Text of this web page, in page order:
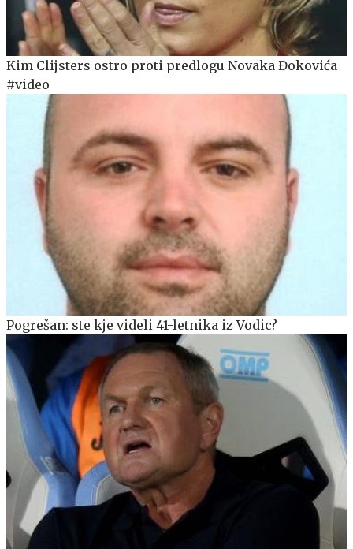
Kim Clijsters ostro proti predlogu Novaka Đokovića
#video
Pogrešan: ste kje videli 41-letnika iz Vodic?